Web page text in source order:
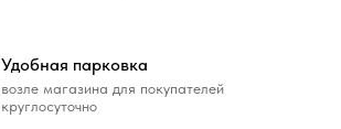
возле магазина для покупателей
круглосуточно
Удобная парковка